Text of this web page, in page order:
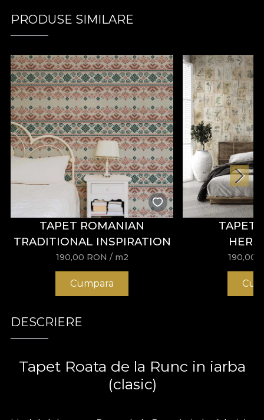
PRODUSE SIMILARE
TAPET ROMANIAN
TRADITIONAL INSPIRATION
190,00 RON / m2
Cumpara
TAPET
190,00
DESCRIERE
Tapet Roata de la Runc in iarba
(clasic)